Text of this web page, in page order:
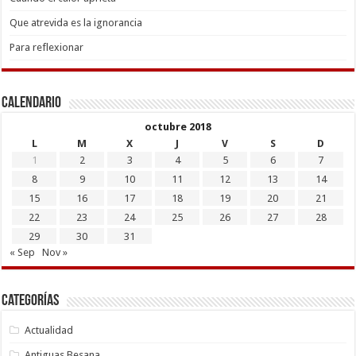
Que atrevida es la ignorancia
Para reflexionar
Calendario
octubre 2018
L
M X J V S
D
1
2 3 4 5 6
7
8
9 10 11 12 13
14
15
16 17 18 19 20
21
22
23 24 25 26 27
28
29
30
31
« Sep
Nov »
Categorías
Actualidad